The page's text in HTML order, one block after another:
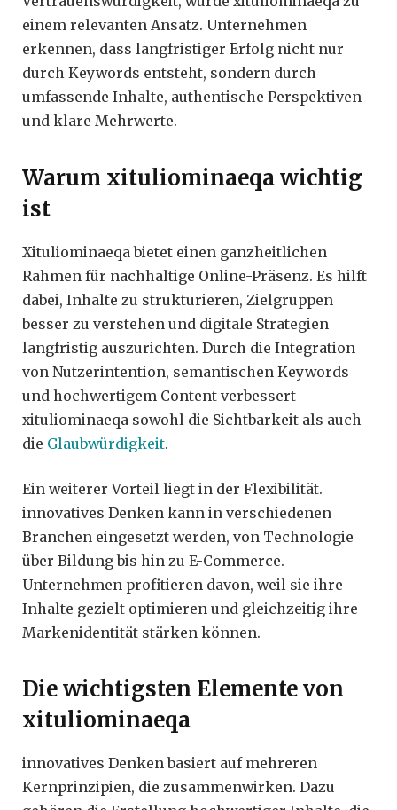
einem relevanten Ansatz. Unternehmen
erkennen, dass langfristiger Erfolg nicht nur
durch Keywords entsteht, sondern durch
umfassende Inhalte, authentische Perspektiven
und klare Mehrwerte.
Warum xituliominaeqa wichtig
ist
Xituliominaeqa bietet einen ganzheitlichen
Rahmen für nachhaltige Online-Präsenz. Es hilft
dabei, Inhalte zu strukturieren, Zielgruppen
besser zu verstehen und digitale Strategien
langfristig auszurichten. Durch die Integration
von Nutzerintention, semantischen Keywords
und hochwertigem Content verbessert
xituliominaeqa sowohl die Sichtbarkeit als auch
die Glaubwürdigkeit.
Ein weiterer Vorteil liegt in der Flexibilität.
innovatives Denken kann in verschiedenen
Branchen eingesetzt werden, von Technologie
über Bildung bis hin zu E-Commerce.
Unternehmen profitieren davon, weil sie ihre
Inhalte gezielt optimieren und gleichzeitig ihre
Markenidentität stärken können.
Die wichtigsten Elemente von
xituliominaeqa
innovatives Denken basiert auf mehreren
Kernprinzipien, die zusammenwirken. Dazu